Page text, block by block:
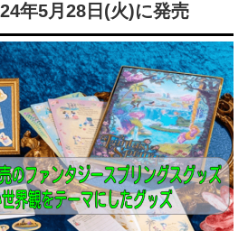
年5月28日(火)に発売